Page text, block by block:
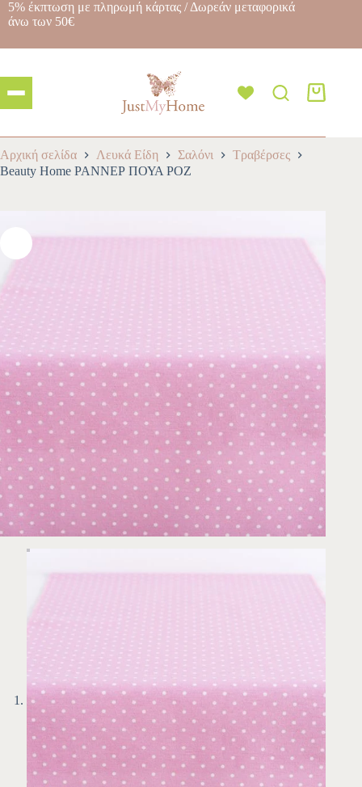
5% έκπτωση με πληρωμή κάρτας / Δωρεάν μεταφορικά
άνω των 50€
Αρχική σελίδα Λευκά Είδη Σαλόνι
Τραβέρσες
Beauty Home ΡΑΝΝΕΡ ΠΟΥΑ ΡΟΖ